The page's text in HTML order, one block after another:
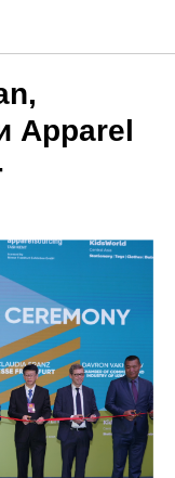
Apparel